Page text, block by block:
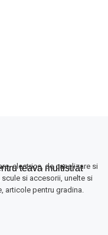
electrice, de canalizare si
si accesorii, unelte si
articole pentru gradina.